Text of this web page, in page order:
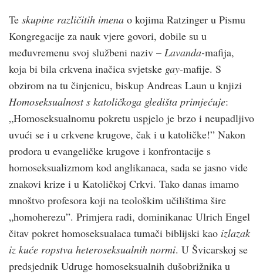
Te skupine različitih imena o kojima Ratzinger u Pismu
Kongregacije za nauk vjere govori, dobile su u
međuvremenu svoj službeni naziv – Lavanda-mafija,
koja bi bila crkvena inačica svjetske gay-mafije. S
obzirom na tu činjenicu, biskup Andreas Laun u knjizi
Homoseksualnost s katoličkoga gledišta primjećuje:
„Homoseksualnomu pokretu uspjelo je brzo i neupadljivo
uvući se i u crkvene krugove, čak i u katoličke!” Nakon
prodora u evangeličke krugove i konfrontacije s
homoseksualizmom kod anglikanaca, sada se jasno vide
znakovi krize i u Katoličkoj Crkvi. Tako danas imamo
mnoštvo profesora koji na teološkim učilištima šire
„homoherezu”. Primjera radi, dominikanac Ulrich Engel
čitav pokret homoseksualaca tumači biblijski kao izlazak
iz kuće ropstva heteroseksualnih normi. U Švicarskoj se
predsjednik Udruge homoseksualnih dušobrižnika u